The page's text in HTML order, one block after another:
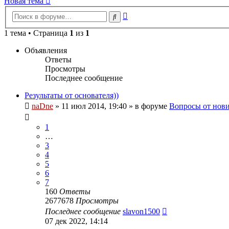
Поиск
1 тема • Страница 1 из 1
Объявления
Ответы
Просмотры
Последнее сообщение
Результаты от основателя))
naDne » 11 июл 2014, 19:40 » в форуме Вопросы от
1
…
3
4
5
6
7
160 Ответы
2677678 Просмотры
Последнее сообщение slavon1500
07 дек 2022, 14:14